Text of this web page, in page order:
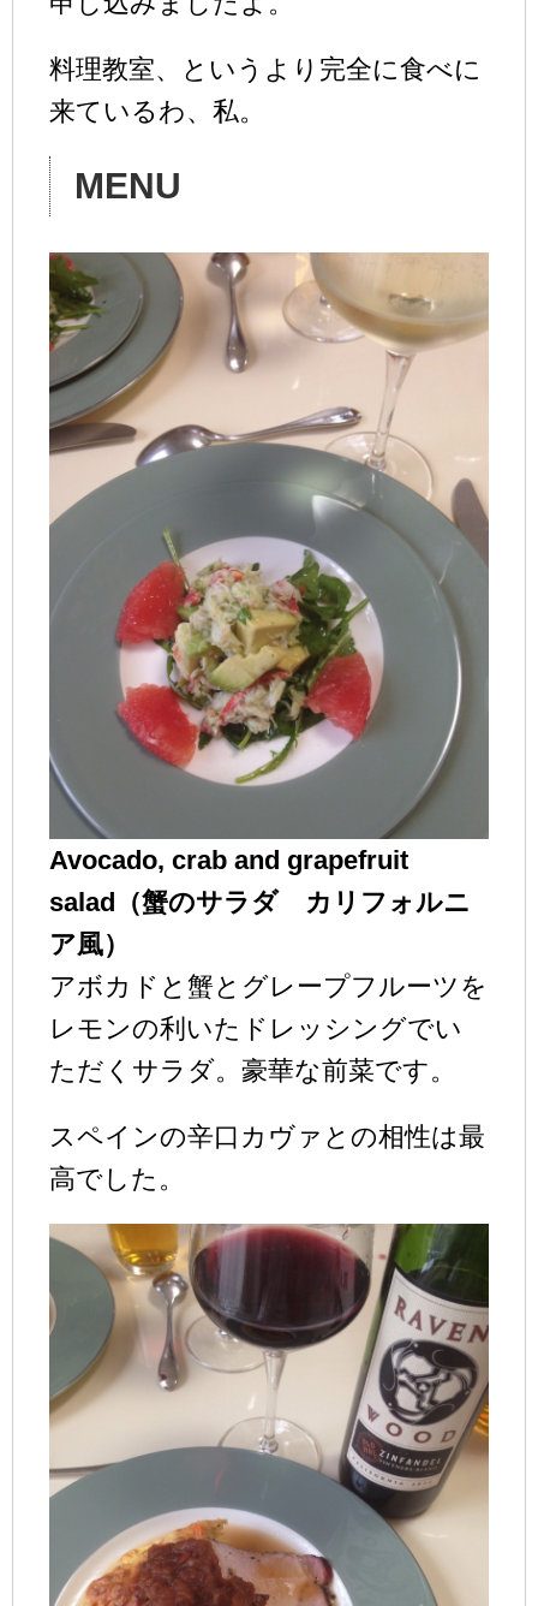
料理教室、というより完全に食べに
来ているわ、私。
MENU
Avocado, crab and grapefruit
salad（蟹のサラダ カリフォルニ
ア風）
アボカドと蟹とグレープフルーツを
レモンの利いたドレッシングでい
ただくサラダ。豪華な前菜です。
スペインの辛口カヴァとの相性は最
高でした。